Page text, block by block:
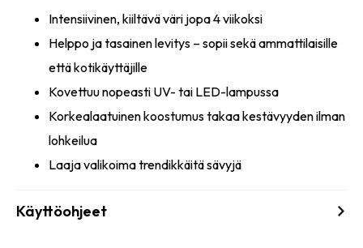
Intensiivinen, kiiltävä väri jopa 4 viikoksi
Helppo ja tasainen levitys – sopii sekä ammattilaisille
että kotikäyttäjille
Kovettuu nopeasti UV- tai LED-lampussa
Korkealaatuinen koostumus takaa kestävyyden ilman
lohkeilua
Laaja valikoima trendikkäitä sävyjä
Käyttöohjeet